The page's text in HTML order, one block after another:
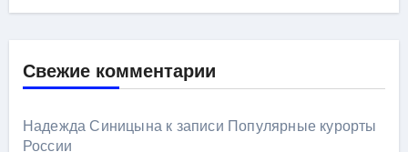
Свежие комментарии
Надежда Синицына к записи Популярные курорты
России